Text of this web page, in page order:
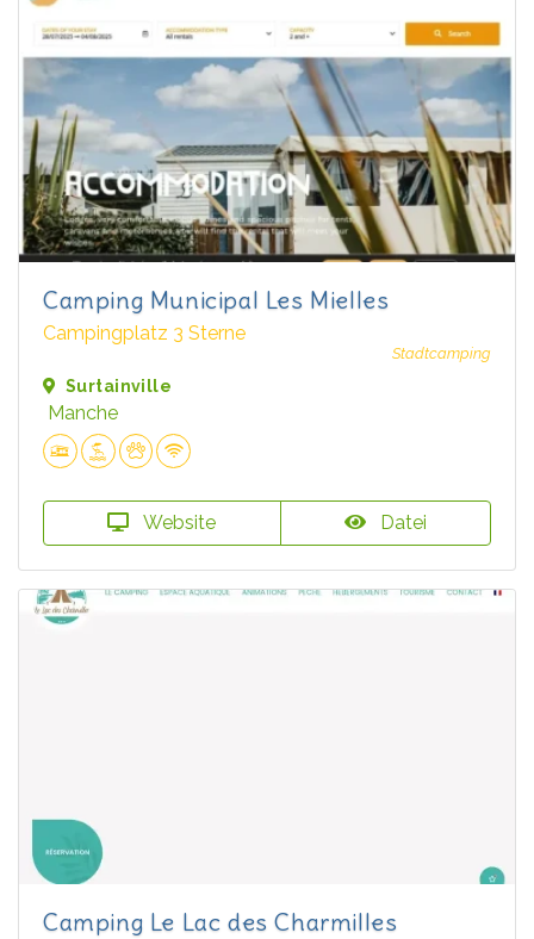
Camping Municipal Les Mielles
Campingplatz 3 Sterne
Stadtcamping
Surtainville
Manche
Website Datei
Camping Le Lac des Charmilles